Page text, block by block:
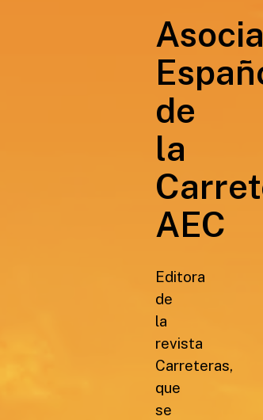
de
la
AEC
Editora
de
la
revista
Carreteras,
que
se